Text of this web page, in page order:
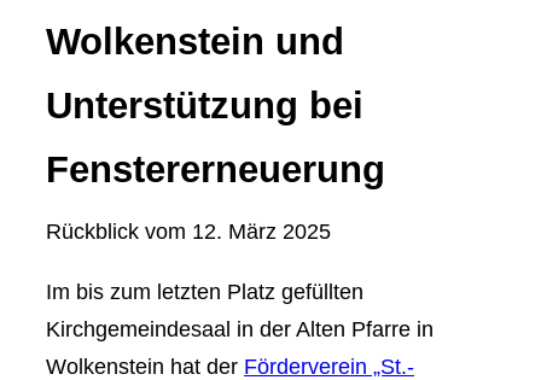
Wolkenstein und
Unterstützung bei
Fenstererneuerung
Rückblick vom 12. März 2025
Im bis zum letzten Platz gefüllten
Kirchgemeindesaal in der Alten Pfarre in
Wolkenstein hat der Förderverein „St.-